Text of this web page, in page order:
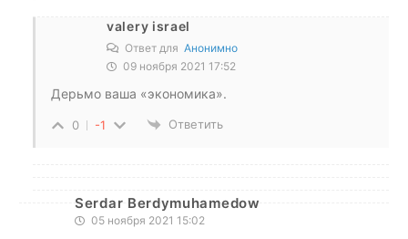
valery israel
Ответ для Анонимно
09 ноября 2021 17:52
Дерьмо ваша «экономика».
0 -1 Ответить
Serdar Berdymuhamedow
05 ноября 2021 15:02